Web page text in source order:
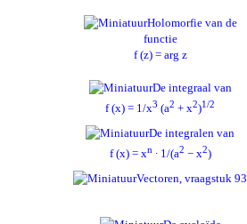
Holomorfie van de
functie
f (z) = arg z
De integraal van
f (x) = 1/x3 (a2 + x2)1/2
De integralen van
f (x) = xn∙ 1/(a2 − x2)
Vectoren, vraagstuk 93